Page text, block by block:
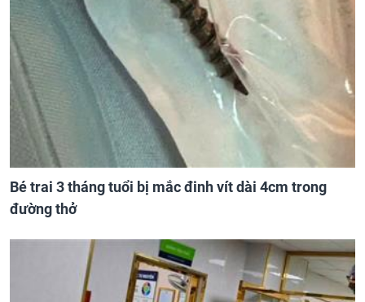
Bé trai 3 tháng tuổi bị mắc đinh vít dài 4cm trong
đường thở